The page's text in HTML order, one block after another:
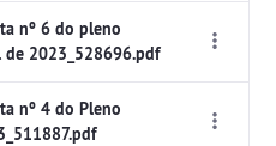
nº 6 do pleno
2023_528696.pdf
nº 4 do Pleno